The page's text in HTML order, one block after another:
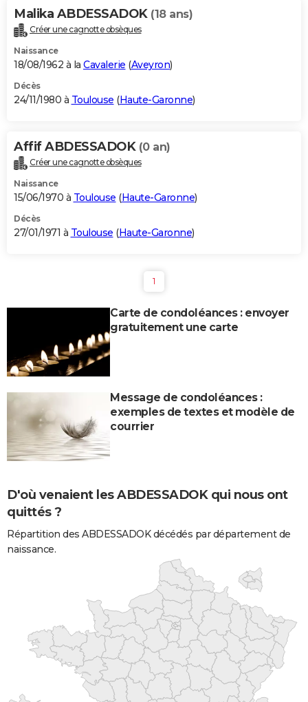
Malika ABDESSADOK (18 ans)
Créer une cagnotte obsèques
Naissance
18/08/1962 à la Cavalerie (Aveyron)
Décès
24/11/1980 à Toulouse (Haute-Garonne)
Affif ABDESSADOK (0 an)
Créer une cagnotte obsèques
Naissance
15/06/1970 à Toulouse (Haute-Garonne)
Décès
27/01/1971 à Toulouse (Haute-Garonne)
1
Carte de condoléances : envoyer
gratuitement une carte
Message de condoléances :
exemples de textes et modèle de
courrier
D'où venaient les ABDESSADOK qui nous ont
quittés ?
Répartition des ABDESSADOK décédés par département de
naissance.